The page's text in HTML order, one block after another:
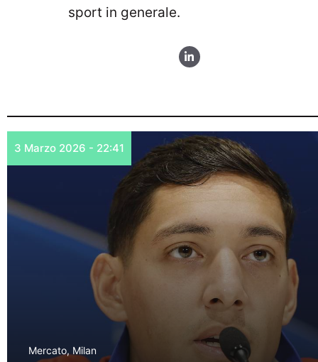
sport in generale.
3 Marzo 2026 - 22:41
Mercato, Milan